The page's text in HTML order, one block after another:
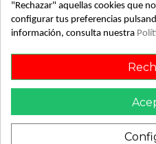
ID: 813621
Fecha disponible:
2022-05-27
Recambio de conmutador de
berlina xs | 06.98 - 12.06 xs |
IAM
"Rechazar" aquellas cookies que
configurar tus preferencias
información, consulta nuestra